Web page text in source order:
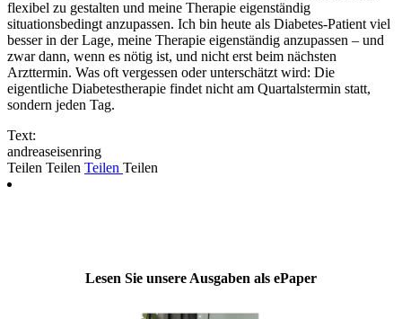
flexibel zu gestalten und meine Therapie eigenständig
situationsbedingt anzupassen. Ich bin heute als Diabetes-Patient viel
besser in der Lage, meine Therapie eigenständig anzupassen – und
zwar dann, wenn es nötig ist, und nicht erst beim nächsten
Arzttermin. Was oft vergessen oder unterschätzt wird: Die
eigentliche Diabetestherapie findet nicht am Quartalstermin statt,
sondern jeden Tag.
Text:
andreaseisenring
Teilen Teilen Teilen Teilen
Lesen Sie unsere Ausgaben als ePaper